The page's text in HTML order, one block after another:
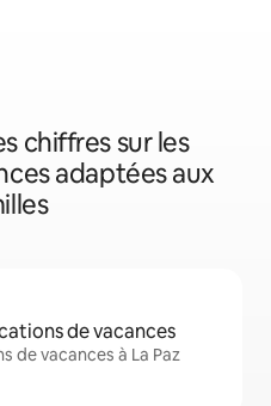
chiffres sur les
adaptées aux
de vacances
de vacances à La Paz